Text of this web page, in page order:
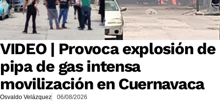
VIDEO | Provoca explosión de
pipa de gas intensa
movilización en Cuernavaca
Osvaldo Velázquez 06/08/2026